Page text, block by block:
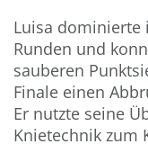
Luisa dominierte
Runden und
sauberen
Finale einen
Er nutzte seine
Knietechnik zum